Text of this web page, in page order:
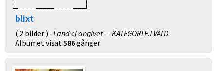
blixt
( 2 bilder ) - Land ej angivet - - KATEGORI EJ VALD
Albumet visat586gånger